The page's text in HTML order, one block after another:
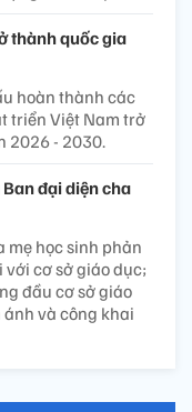
thành quốc gia
hoàn thành các
triển Việt Nam trở
2026 - 2030.
đại diện cha
mẹ học sinh phản
cơ sở giáo dục;
đầu cơ sở giáo
và công khai